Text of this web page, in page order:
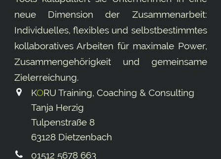
neue Dimension der Zusammenarbeit:
Individuelles, flexibles und selbstbestimmtes
kollaboratives Arbeiten für maximale Power,
Zusammengehörigkeit und gemeinsame
Ziel­erreichung.
KORU Training, Coaching & Consulting
Tanja Herzig
Tulpenstraße 8
63128 Dietzenbach
01512 5678 663